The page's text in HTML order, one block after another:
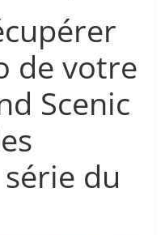
de votre
Scenic
du